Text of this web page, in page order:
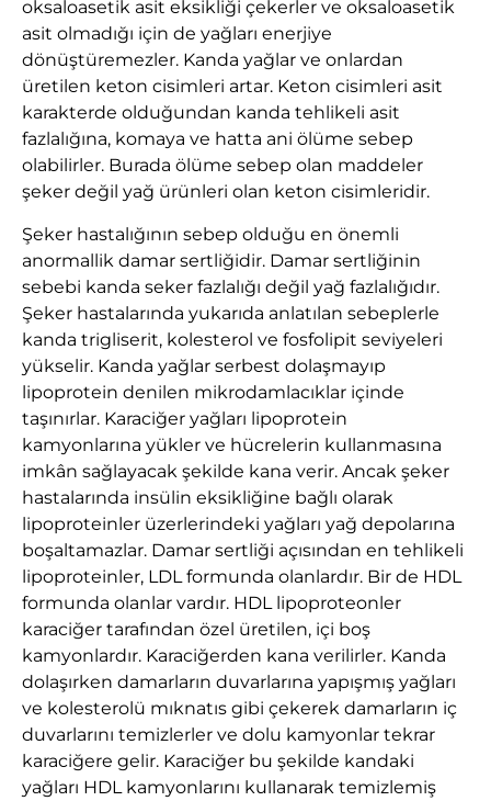
oksaloasetik asit eksikliği çekerler ve oksaloasetik
asit olmadığı için de yağları enerjiye
dönüştüremezler. Kanda yağlar ve onlardan
üretilen keton cisimleri artar. Keton cisimleri asit
karakterde olduğundan kanda tehlikeli asit
fazlalığına, komaya ve hatta ani ölüme sebep
olabilirler. Burada ölüme sebep olan maddeler
şeker değil yağ ürünleri olan keton cisimleridir.
Şeker hastalığının sebep olduğu en önemli
anormallik damar sertliğidir. Damar sertliğinin
sebebi kanda seker fazlalığı değil yağ fazlalığıdır.
Şeker hastalarında yukarıda anlatılan sebeplerle
kanda trigliserit, kolesterol ve fosfolipit seviyeleri
yükselir. Kanda yağlar serbest dolaşmayıp
lipoprotein denilen mikrodamlacıklar içinde
taşınırlar. Karaciğer yağları lipoprotein
kamyonlarına yükler ve hücrelerin kullanmasına
imkân sağlayacak şekilde kana verir. Ancak şeker
hastalarında insülin eksikliğine bağlı olarak
lipoproteinler üzerlerindeki yağları yağ depolarına
boşaltamazlar. Damar sertliği açısından en tehlikeli
lipoproteinler, LDL formunda olanlardır. Bir de HDL
formunda olanlar vardır. HDL lipoproteonler
karaciğer tarafından özel üretilen, içi boş
kamyonlardır. Karaciğerden kana verilirler. Kanda
dolaşırken damarların duvarlarına yapışmış yağları
ve kolesterolü mıknatıs gibi çekerek damarların iç
duvarlarını temizlerler ve dolu kamyonlar tekrar
karaciğere gelir. Karaciğer bu şekilde kandaki
yağları HDL kamyonlarını kullanarak temizlemiş